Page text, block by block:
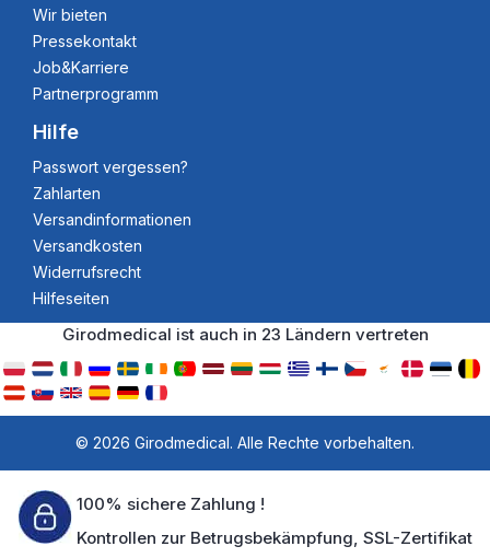
Wir bieten
Pressekontakt
Job&Karriere
Partnerprogramm
Hilfe
Passwort vergessen?
Zahlarten
Versandinformationen
Versandkosten
Widerrufsrecht
Hilfeseiten
Girodmedical ist auch in 23 Ländern vertreten
© 2026 Girodmedical. Alle Rechte vorbehalten.
100% sichere Zahlung !
Kontrollen zur Betrugsbekämpfung, SSL-Zertifikat